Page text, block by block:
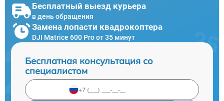
Бесплатный выезд курьера
в день обращения
Замена лопасти квадрокоптера
DJI Matrice 600 Pro от 35 минут
Бесплатная консультация со
специалистом